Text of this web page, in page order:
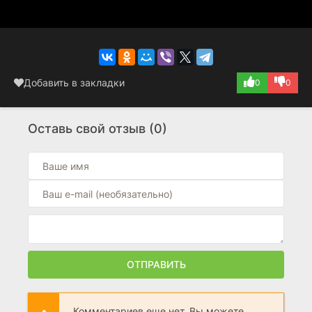
Добавить в закладки 0 0
Оставь свой отзыв (0)
ОТПРАВИТЬ